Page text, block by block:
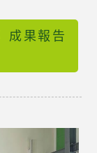
成果報告